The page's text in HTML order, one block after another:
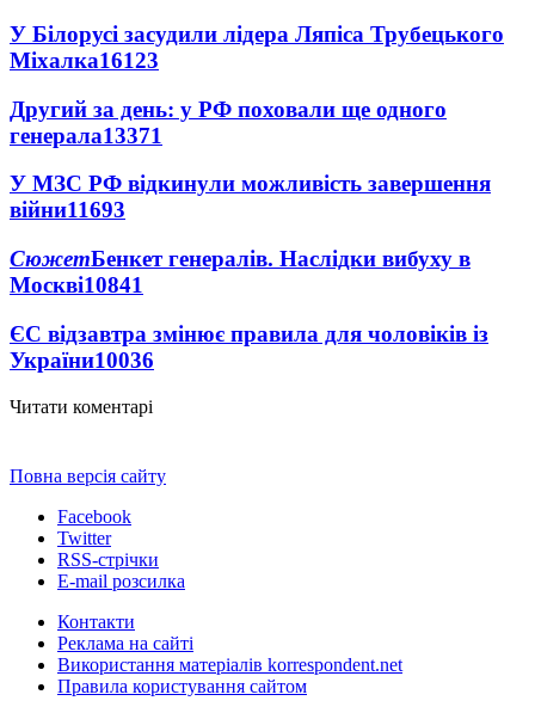
У Білорусі засудили лідера Ляпіса Трубецького
Міхалка16123
Другий за день: у РФ поховали ще одного
генерала13371
У МЗС РФ відкинули можливість завершення
війни11693
СюжетБенкет генералів. Наслідки вибуху в
Москві10841
ЄС відзавтра змінює правила для чоловіків із
України10036
Читати коментарі
Повна версія сайту
Facebook
Twitter
RSS-стрічки
E-mail розсилка
Контакти
Реклама на сайті
Використання матеріалів korrespondent.net
Правила користування сайтом